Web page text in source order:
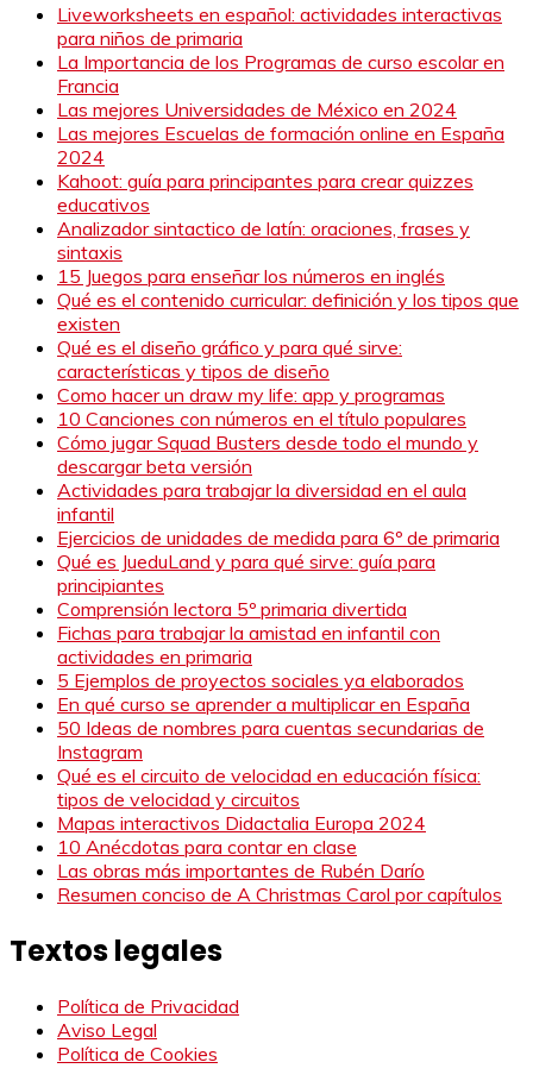
Liveworksheets en español: actividades interactivas
para niños de primaria
La Importancia de los Programas de curso escolar en
Francia
Las mejores Universidades de México en 2024
Las mejores Escuelas de formación online en España
2024
Kahoot: guía para principantes para crear quizzes
educativos
Analizador sintactico de latín: oraciones, frases y
sintaxis
15 Juegos para enseñar los números en inglés
Qué es el contenido curricular: definición y los tipos que
existen
Qué es el diseño gráfico y para qué sirve:
características y tipos de diseño
Como hacer un draw my life: app y programas
10 Canciones con números en el título populares
Cómo jugar Squad Busters desde todo el mundo y
descargar beta versión
Actividades para trabajar la diversidad en el aula
infantil
Ejercicios de unidades de medida para 6º de primaria
Qué es JueduLand y para qué sirve: guía para
principiantes
Comprensión lectora 5º primaria divertida
Fichas para trabajar la amistad en infantil con
actividades en primaria
5 Ejemplos de proyectos sociales ya elaborados
En qué curso se aprender a multiplicar en España
50 Ideas de nombres para cuentas secundarias de
Instagram
Qué es el circuito de velocidad en educación física:
tipos de velocidad y circuitos
Mapas interactivos Didactalia Europa 2024
10 Anécdotas para contar en clase
Las obras más importantes de Rubén Darío
Resumen conciso de A Christmas Carol por capítulos
Textos legales
Política de Privacidad
Aviso Legal
Política de Cookies